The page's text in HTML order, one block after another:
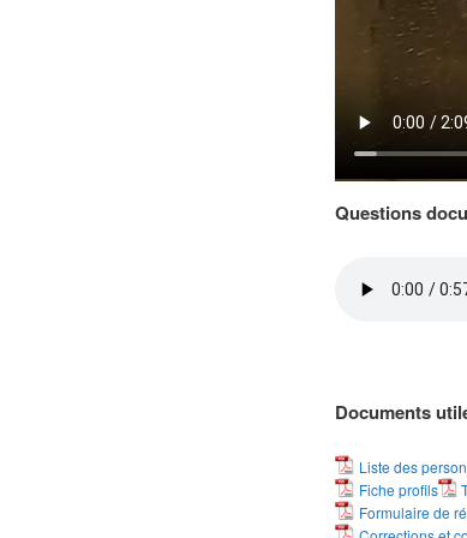
Questions
Documents
Liste des
Fiche profils
Formulaire de